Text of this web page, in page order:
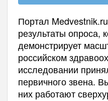
Портал
результаты опроса,
демонстрирует
российском
исследовании
первичного звена.
них работают